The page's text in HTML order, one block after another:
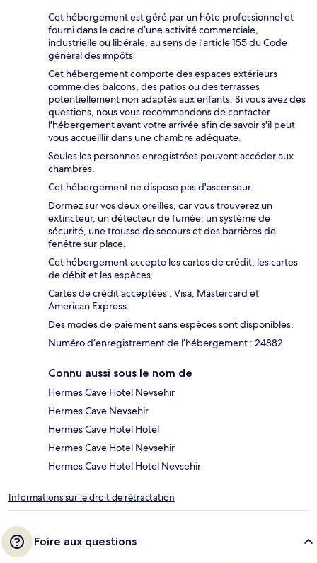
Cet hébergement est géré par un hôte professionnel et
fourni dans le cadre d’une activité commerciale,
industrielle ou libérale, au sens de l’article 155 du Code
général des impôts
Cet hébergement comporte des espaces extérieurs
comme des balcons, des patios ou des terrasses
potentiellement non adaptés aux enfants. Si vous avez des
questions, nous vous recommandons de contacter
l'hébergement avant votre arrivée afin de savoir s'il peut
vous accueillir dans une chambre adéquate.
Seules les personnes enregistrées peuvent accéder aux
chambres.
Cet hébergement ne dispose pas d'ascenseur.
Dormez sur vos deux oreilles, car vous trouverez un
extincteur, un détecteur de fumée, un système de
sécurité, une trousse de secours et des barrières de
fenêtre sur place.
Cet hébergement accepte les cartes de crédit, les cartes
de débit et les espèces.
Cartes de crédit acceptées : Visa, Mastercard et
American Express.
Des modes de paiement sans espèces sont disponibles.
Numéro d’enregistrement de l’hébergement : 24882
Connu aussi sous le nom de
Hermes Cave Hotel Nevsehir
Hermes Cave Nevsehir
Hermes Cave Hotel Hotel
Hermes Cave Hotel Nevsehir
Hermes Cave Hotel Hotel Nevsehir
Informations sur le droit de rétractation
Foire aux questions